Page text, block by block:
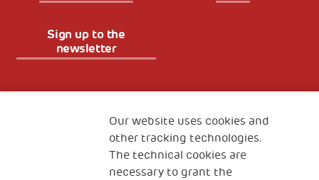
Sign up to the
newsletter
The Human Safety Net
CONTACT US
Our website uses cookies and
other tracking technologies.
The technical cookies are
necessary to grant the